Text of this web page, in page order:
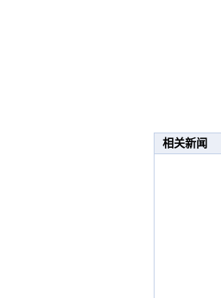
相关新闻